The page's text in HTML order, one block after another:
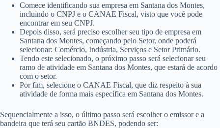
Comece identificando sua empresa em Santana dos Montes,
incluindo o CNPJ e o CANAE Fiscal, visto que você pode
encontrar em seu CNPJ.
Depois disso, será preciso escolher seu tipo de empresa em
Santana dos Montes, começando pelo Setor, onde poderá
selecionar: Comércio, Indústria, Serviços e Setor Primário.
Tendo este selecionado, o próximo passo será selecionar seu
ramo de atividade em Santana dos Montes, que estará de acordo
com o setor.
Por fim, selecione o CANAE Fiscal, que diz respeito à sua
atividade de forma mais específica em Santana dos Montes.
Sequencialmente a isso, o último passo será escolher o emissor e a
bandeira que terá seu cartão BNDES, podendo ser: